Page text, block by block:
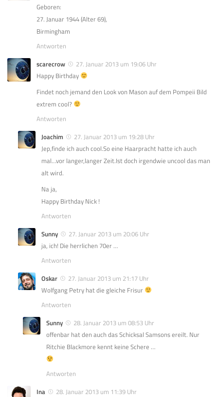
Geboren:
27. Januar 1944 (Alter 69),
Birmingham
Antworten
scarecrow
27. Januar 2013 um 19:06 Uhr
Happy Birthday
Findet noch jemand den Look von Mason auf dem Pompeii Bild
extrem cool?
Antworten
Joachim
27. Januar 2013 um 19:28 Uhr
Jep,finde ich auch cool.So eine Haarpracht hatte ich auch
mal…vor langer,langer Zeit.Ist doch irgendwie uncool das man
alt wird.
Na ja,
Happy Birthday Nick !
Antworten
Sunny
27. Januar 2013 um 20:06 Uhr
ja, ich! Die herrlichen 70er …
Antworten
Oskar
27. Januar 2013 um 21:17 Uhr
Wolfgang Petry hat die gleiche Frisur
Antworten
Sunny
28. Januar 2013 um 08:53 Uhr
offenbar hat den auch das Schicksal Samsons ereilt. Nur
Ritchie Blackmore kennt keine Schere …
Antworten
Ina
28. Januar 2013 um 11:39 Uhr